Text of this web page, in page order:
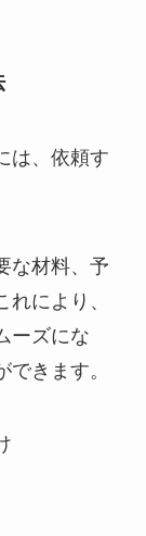
は、依頼す
な材料、予
により、
ーズにな
きます。